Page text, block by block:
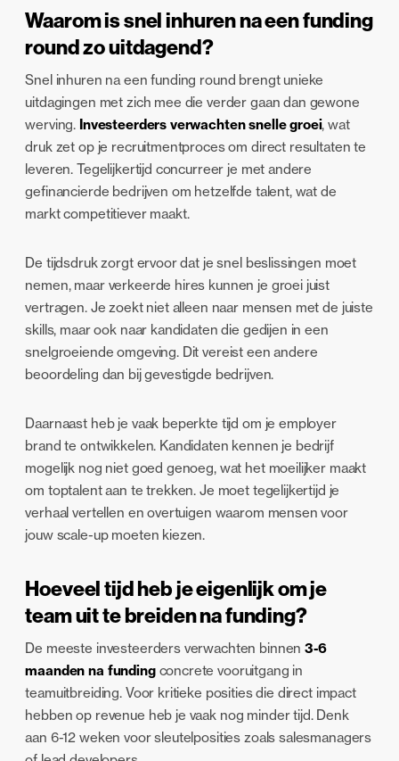
Waarom is snel inhuren na een funding
round zo uitdagend?
Snel inhuren na een funding round brengt unieke
uitdagingen met zich mee die verder gaan dan gewone
werving. Investeerders verwachten snelle groei, wat
druk zet op je recruitmentproces om direct resultaten te
leveren. Tegelijkertijd concurreer je met andere
gefinancierde bedrijven om hetzelfde talent, wat de
markt competitiever maakt.
De tijdsdruk zorgt ervoor dat je snel beslissingen moet
nemen, maar verkeerde hires kunnen je groei juist
vertragen. Je zoekt niet alleen naar mensen met de juiste
skills, maar ook naar kandidaten die gedijen in een
snelgroeiende omgeving. Dit vereist een andere
beoordeling dan bij gevestigde bedrijven.
Daarnaast heb je vaak beperkte tijd om je employer
brand te ontwikkelen. Kandidaten kennen je bedrijf
mogelijk nog niet goed genoeg, wat het moeilijker maakt
om toptalent aan te trekken. Je moet tegelijkertijd je
verhaal vertellen en overtuigen waarom mensen voor
jouw scale-up moeten kiezen.
Hoeveel tijd heb je eigenlijk om je
team uit te breiden na funding?
De meeste investeerders verwachten binnen3-6
maanden na fundingconcrete vooruitgang in
teamuitbreiding. Voor kritieke posities die direct impact
hebben op revenue heb je vaak nog minder tijd. Denk
aan 6-12 weken voor sleutelposities zoals salesmanagers